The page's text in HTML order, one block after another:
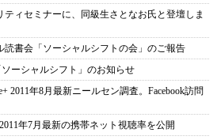
ティセミナーに、同級生さとなお氏と登壇しま
読書会「ソーシャルシフトの会」のご報告
ーシャルシフト」のお知らせ
2011年8月最新ニールセン調査。Facebook訪問
年7月最新の携帯ネット視聴率を公開